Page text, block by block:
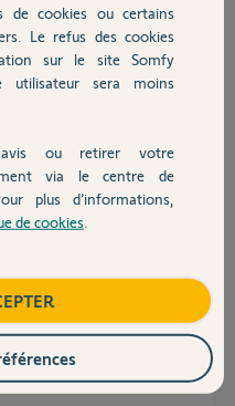
discussion
de cookies ou certains
Le refus des cookies
sur le site Somfy
utilisateur sera moins
ou retirer votre
via le centre de
plus d’informations,
de cookies